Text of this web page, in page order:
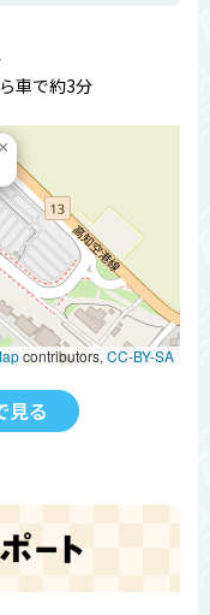
車で約3分
×
contributors, CC-BY-SA
見る